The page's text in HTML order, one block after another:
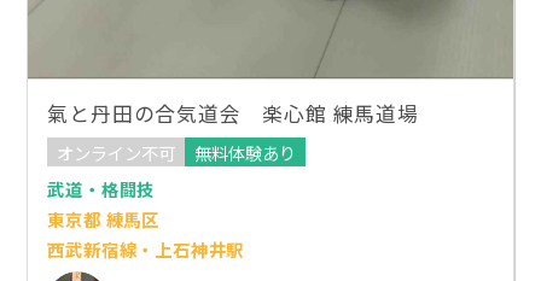
氣と丹田の合気道会 楽心館 練馬道場
オンライン不可
無料体験あり
武道・格闘技
東京都 練馬区
西武新宿線・上石神井駅